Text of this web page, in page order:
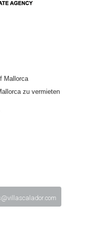
Mallorca
zu vermieten